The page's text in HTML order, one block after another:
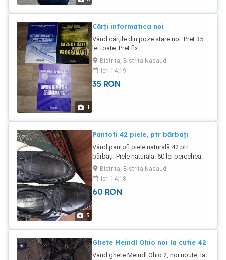
1
Cărți informatica noi
Vând cărțile din poze stare noi. Pret 35
lei toate. Pret fix
Bistrita, Bistrita-Nasaud
ieri 14:19
35 RON
5
Pantofi 42 piele, ptr bărbați
Vând pantofi piele naturală 42 ptr
bărbați. Piele naturala. 60 lei perechea.
Bistrita, Bistrita-Nasaud
ieri 14:18
60 RON
Ghete Meindl Ohio noi la cutie 42
Vand ghete Meindl Ohio 2, noi noute, la